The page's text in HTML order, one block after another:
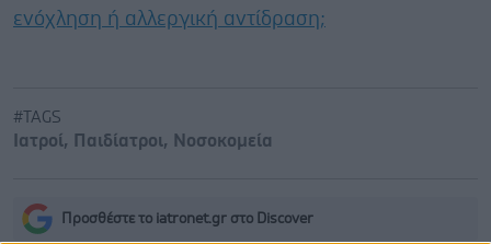
ενόχληση ή αλλεργική αντίδραση;
#TAGS
Ιατροί, Παιδίατροι, Νοσοκομεία
Προσθέστε το iatronet.gr στο Discover